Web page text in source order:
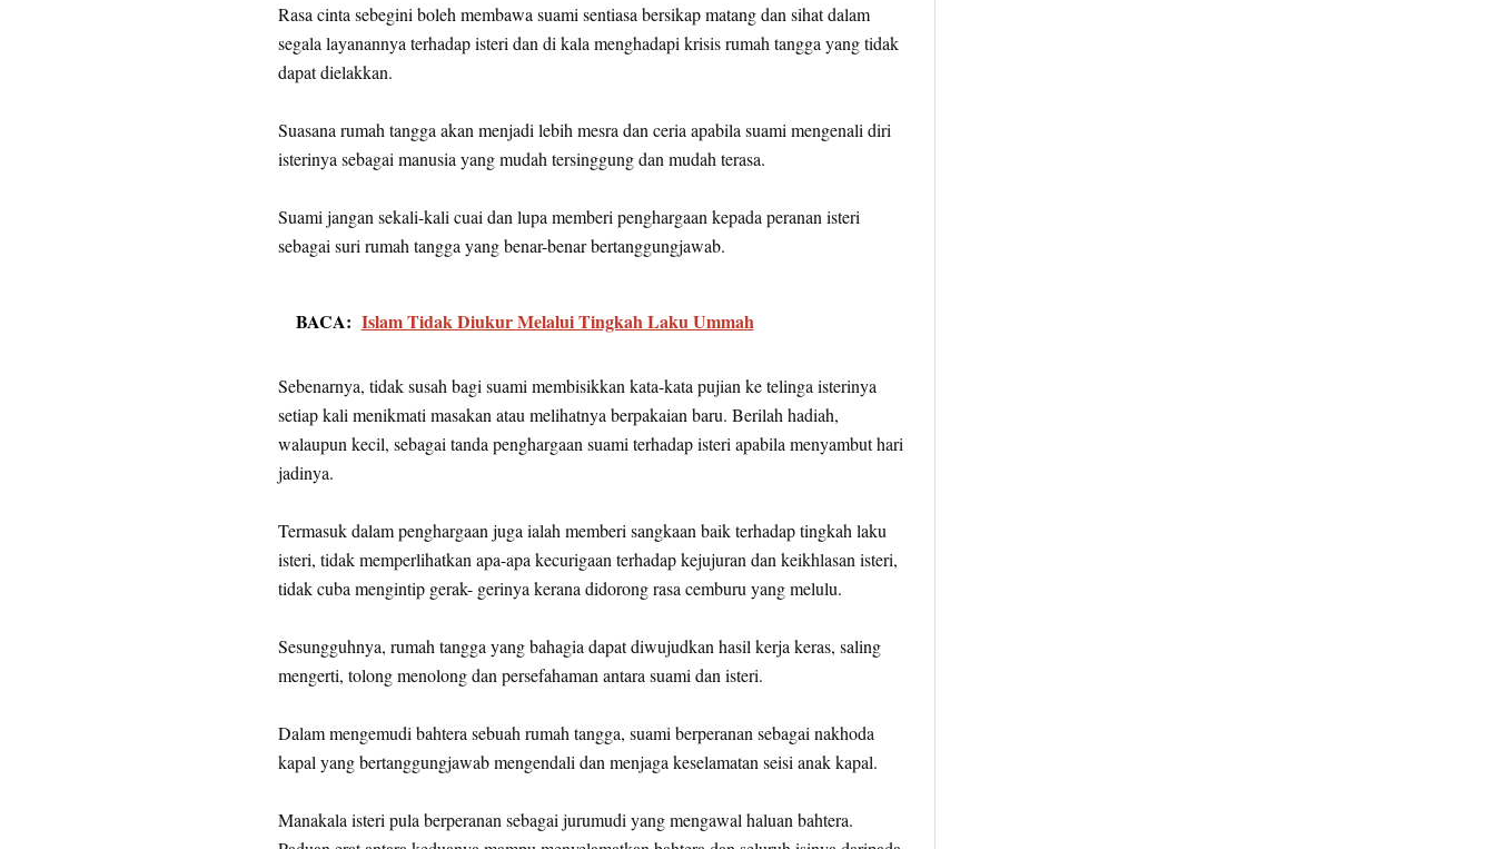
Rasa cinta sebegini boleh membawa suami sentiasa bersikap matang dan sihat dalam
segala layanannya terhadap isteri dan di kala menghadapi krisis rumah tangga yang tidak
dapat dielakkan.
Suasana rumah tangga akan menjadi lebih mesra dan ceria apabila suami mengenali diri
isterinya sebagai manusia yang mudah tersinggung dan mudah terasa.
Suami jangan sekali-kali cuai dan lupa memberi penghargaan kepada peranan isteri
sebagai suri rumah tangga yang benar-benar bertanggungjawab.
BACA: Islam Tidak Diukur Melalui Tingkah Laku Ummah
Sebenarnya, tidak susah bagi suami membisikkan kata-kata pujian ke telinga isterinya
setiap kali menikmati masakan atau melihatnya berpakaian baru. Berilah hadiah,
walaupun kecil, sebagai tanda penghargaan suami terhadap isteri apabila menyambut hari
jadinya.
Termasuk dalam penghargaan juga ialah memberi sangkaan baik terhadap tingkah laku
isteri, tidak memperlihatkan apa-apa kecurigaan terhadap kejujuran dan keikhlasan isteri,
tidak cuba mengintip gerak- gerinya kerana didorong rasa cemburu yang melulu.
Sesungguhnya, rumah tangga yang bahagia dapat diwujudkan hasil kerja keras, saling
mengerti, tolong menolong dan persefahaman antara suami dan isteri.
Dalam mengemudi bahtera sebuah rumah tangga, suami berperanan sebagai nakhoda
kapal yang bertanggungjawab mengendali dan menjaga keselamatan seisi anak kapal.
Manakala isteri pula berperanan sebagai jurumudi yang mengawal haluan bahtera.